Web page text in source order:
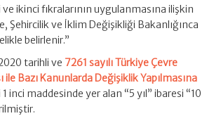
ikinci fıkralarının uygulanmasına ilişkin
Şehircilik ve İklim Değişikliği Bakanlığınca
belirlenir.”
tarihli ve 7261 sayılı Türkiye Çevre
ile Bazı Kanunlarda Değişiklik Yapılmasına
inci maddesinde yer alan “5 yıl” ibaresi “10